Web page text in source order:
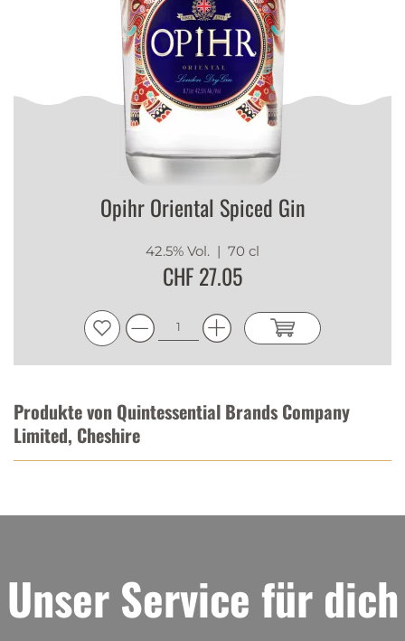
Opihr Oriental Spiced Gin
42.5% Vol. | 70 cl
CHF 27.05
Produkte von Quintessential Brands Company
Limited, Cheshire
Unser Service für dich